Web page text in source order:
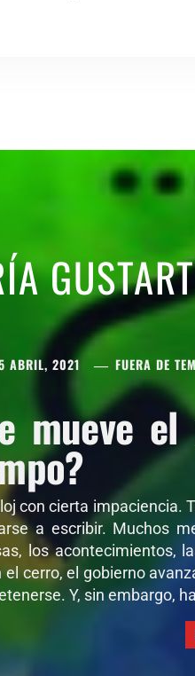
ABRIL, 2021 FUERA DE
mueve
con cierta
a escribir. Muchos
los acontecimientos,
cerro, el gobierno
Y, sin embargo,